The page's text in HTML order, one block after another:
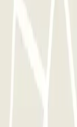
do parque de